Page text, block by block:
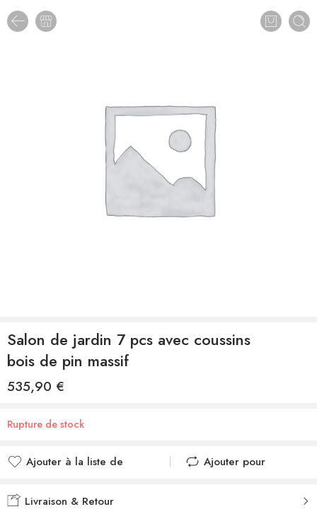
Salon de jardin 7 pcs avec coussins
bois de pin massif
535,90 €
Rupture de stock
Ajouter à la liste de
Ajouté à la liste de
Ajouter pour
Livraison & Retour